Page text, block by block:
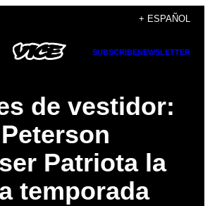
+ ESPAÑOL
SUBSCRIBENEWSLETTER
de vestidor:
Patriota la
temporada